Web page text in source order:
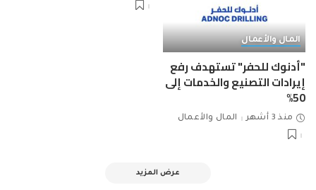
المال والأعمال
"أدنوك للحفر" تستهدف رفع
إيرادات التصنيع والخدمات إلى
50%
منذ 3 أشهر المال والأعمال
عرض المزيد